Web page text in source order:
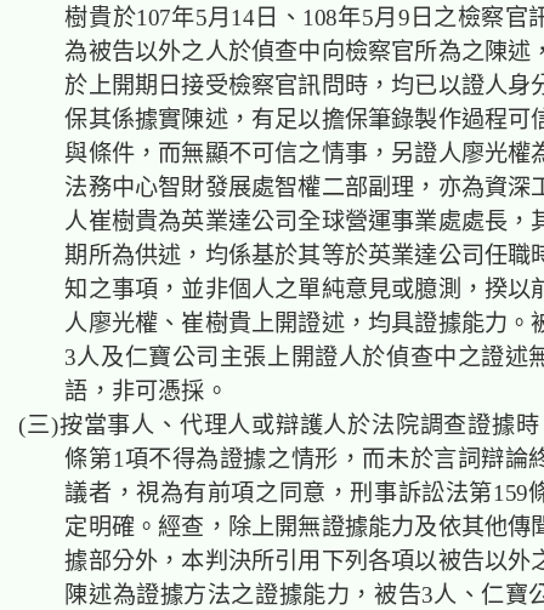
樹貴於107年5月14日、108年5月9日之檢察官
為被告以外之人於偵查中向檢察官所為之陳述
於上開期日接受檢察官訊問時，均已以證人身
保其係據實陳述，有足以擔保筆錄製作過程可
與條件，而無顯不可信之情事，另證人廖光權
法務中心智財發展處智權二部副理，亦為資深
人崔樹貴為英業達公司全球營運事業處處長，
期所為供述，均係基於其等於英業達公司任職
知之事項，並非個人之單純意見或臆測，揆以
人廖光權、崔樹貴上開證述，均具證據能力。
3人及仁寶公司主張上開證人於偵查中之證述
語，非可憑採。
(三)按當事人、代理人或辯護人於法院調查證據時
條第1項不得為證據之情形，而未於言詞辯論
議者，視為有前項之同意，刑事訴訟法第159
定明確。經查，除上開無證據能力及依其他傳
據部分外，本判決所引用下列各項以被告以外
陳述為證據方法之證據能力，被告3人、仁寶